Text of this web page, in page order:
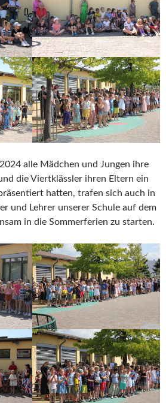
alle Mädchen und Jungen ihre
die Viertklässler ihren Eltern ein
hatten, trafen sich auch in
und Lehrer unserer Schule auf dem
in die Sommerferien zu starten.